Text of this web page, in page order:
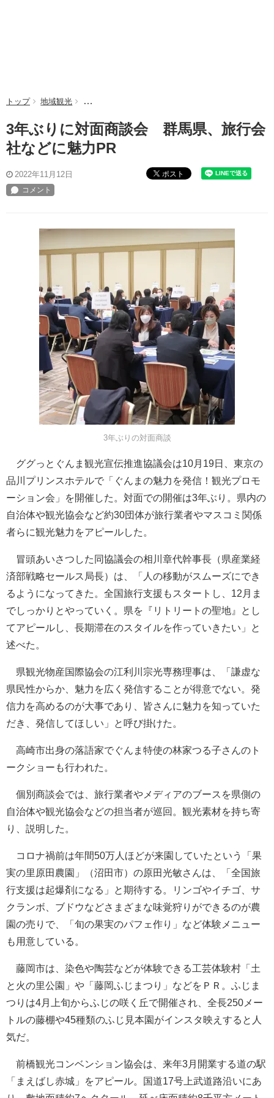
トップ 地域観光 3年ぶりに対面商談会 群馬県、旅行会社などに魅力
3年ぶりに対面商談会 群馬県、旅行会
社などに魅力PR
2022年11月12日 ポスト
3年ぶりの対面商談
ググっとぐんま観光宣伝推進協議会は10月19日、東京の
品川プリンスホテルで「ぐんまの魅力を発信！観光プロモ
ーション会」を開催した。対面での開催は3年ぶり。県内の
自治体や観光協会など約30団体が旅行業者やマスコミ関係
者らに観光魅力をアピールした。
冒頭あいさつした同協議会の相川章代幹事長（県産業経
済部戦略セールス局長）は、「人の移動がスムーズにでき
るようになってきた。全国旅行支援もスタートし、12月ま
でしっかりとやっていく。県を『リトリートの聖地』とし
てアピールし、長期滞在のスタイルを作っていきたい」と
述べた。
県観光物産国際協会の江利川宗光専務理事は、「謙虚な
県民性からか、魅力を広く発信することが得意でない。発
信力を高めるのが大事であり、皆さんに魅力を知っていた
だき、発信してほしい」と呼び掛けた。
高崎市出身の落語家でぐんま特使の林家つる子さんのト
ークショーも行われた。
個別商談会では、旅行業者やメディアのブースを県側の
自治体や観光協会などの担当者が巡回。観光素材を持ち寄
り、説明した。
コロナ禍前は年間50万人ほどが来園していたという「果
実の里原田農園」（沼田市）の原田光敏さんは、「全国旅
行支援は起爆剤になる」と期待する。リンゴやイチゴ、サ
クランボ、ブドウなどさまざまな味覚狩りができるのが農
園の売りで、「旬の果実のパフェ作り」など体験メニュー
も用意している。
藤岡市は、染色や陶芸などが体験できる工芸体験村「土
と火の里公園」や「藤岡ふじまつり」などをＰＲ。ふじま
つりは4月上旬からふじの咲く丘で開催され、全長250メー
トルの藤棚や45種類のふじ見本園がインスタ映えすると人
気だ。
前橋観光コンベンション協会は、来年3月開業する道の駅
「まえばし赤城」をアピール。国道17号上武道路沿いにあ